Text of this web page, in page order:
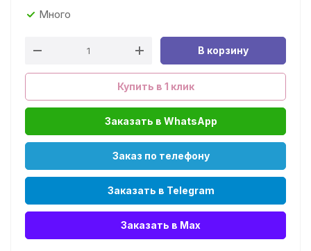
Много
В корзину
Купить в 1 клик
Заказать в WhatsApp
Заказ по телефону
Заказать в Telegram
Заказать в Max